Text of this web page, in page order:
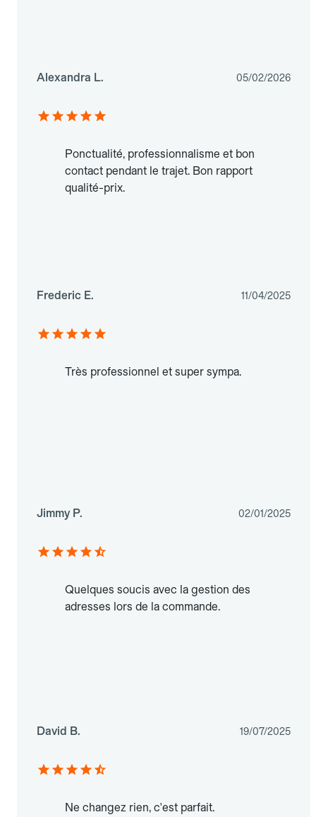
Alexandra L. 05/02/2026
Ponctualité, professionnalisme et bon
contact pendant le trajet. Bon rapport
qualité-prix.
Frederic E. 11/04/2025
Très professionnel et super sympa.
Jimmy P. 02/01/2025
Quelques soucis avec la gestion des
adresses lors de la commande.
David B. 19/07/2025
Ne changez rien, c'est parfait.